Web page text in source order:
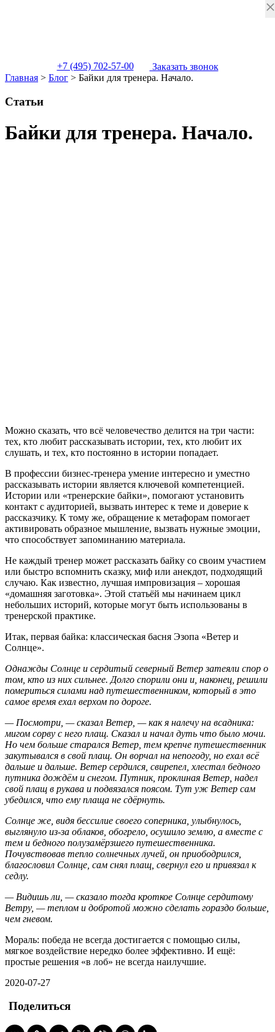
+7 (495) 702-57-00
Заказать звонок
Главная > Блог > Байки для тренера. Начало.
Статьи
Байки для тренера. Начало.
Можно сказать, что всё человечество делится на три части:
тех, кто любит рассказывать истории, тех, кто любит их
слушать, и тех, кто постоянно в истории попадает.
В профессии бизнес-тренера умение интересно и уместно
рассказывать истории является ключевой компетенцией.
Истории или «тренерские байки», помогают установить
контакт с аудиторией, вызвать интерес к теме и доверие к
рассказчику. К тому же, обращение к метафорам помогает
активировать образное мышление, вызвать нужные эмоции,
что способствует запоминанию материала.
Не каждый тренер может рассказать байку со своим участием
или быстро вспомнить сказку, миф или анекдот, подходящий
случаю. Как известно, лучшая импровизация – хорошая
«домашняя заготовка». Этой статьёй мы начинаем цикл
небольших историй, которые могут быть использованы в
тренерской практике.
Итак, первая байка: классическая басня Эзопа «Ветер и
Солнце».
Однажды Солнце и сердитый северный Ветер затеяли спор о
том, кто из них сильнее. Долго спорили они и, наконец, решили
помериться силами над путешественником, который в это
самое время ехал верхом по дороге.
— Посмотри, — сказал Ветер, — как я налечу на всадника:
мигом сорву с него плащ. Сказал и начал дуть что было мочи.
Но чем больше старался Ветер, тем крепче путешественник
закутывался в свой плащ. Он ворчал на непогоду, но ехал всё
дальше и дальше. Ветер сердился, свирепел, хлестал бедного
путника дождём и снегом. Путник, проклиная Ветер, надел
свой плащ в рукава и подвязался поясом. Тут уж Ветер сам
убедился, что ему плаща не сдёрнуть.
Солнце же, видя бессилие своего соперника, улыбнулось,
выглянуло из-за облаков, обогрело, осушило землю, а вместе с
тем и бедного полузамёрзшего путешественника.
Почувствовав тепло солнечных лучей, он приободрился,
благословил Солнце, сам снял плащ, свернул его и привязал к
седлу.
— Видишь ли, — сказало тогда кроткое Солнце сердитому
Ветру, — теплом и добротой можно сделать гораздо больше,
чем гневом.
Мораль: победа не всегда достигается с помощью силы,
мягкое воздействие нередко более эффективно. И ещё:
простые решения «в лоб» не всегда наилучшие.
2020-07-27
Поделиться
×
×
×